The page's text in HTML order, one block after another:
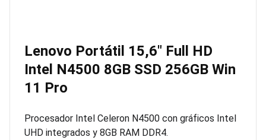
Lenovo Portátil 15,6″ Full HD
Intel N4500 8GB SSD 256GB Win
11 Pro
Procesador Intel Celeron N4500 con gráficos Intel
UHD integrados y 8GB RAM DDR4.